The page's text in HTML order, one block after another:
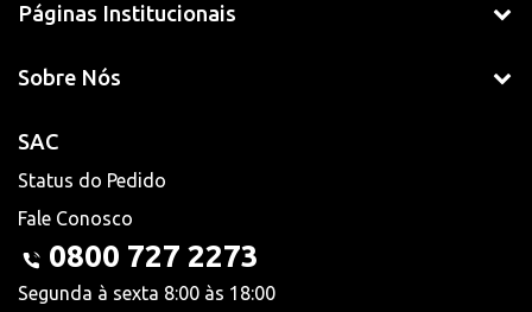
Páginas Institucionais
Sobre Nós
SAC
Status do Pedido
Fale Conosco
0800 727 2273
Segunda à sexta 8:00 às 18:00